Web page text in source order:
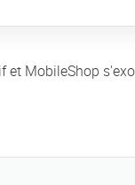
MobileShop